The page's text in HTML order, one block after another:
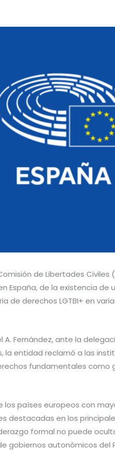
de Libertades Civiles
España, de la existencia de
de derechos LGTBI+ en
Fernández, ante la
la entidad reclamó a las
fundamentales como
los países europeos con
destacadas en los
formal no puede
gobiernos autonómicos del